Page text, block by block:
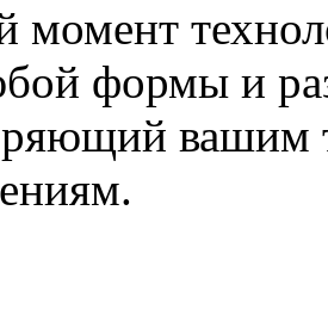
формы и
вашим